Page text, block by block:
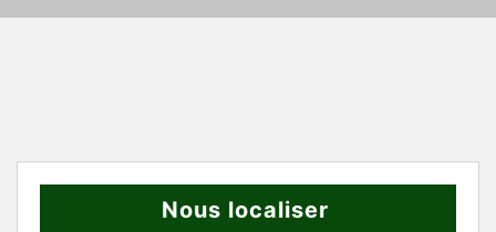
Nous localiser